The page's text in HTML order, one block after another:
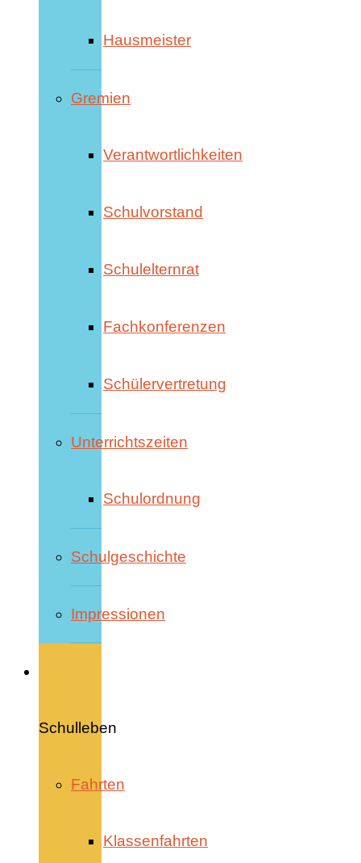
Hausmeister
Gremien
Verantwortlichkeiten
Schulvorstand
Schulelternrat
Fachkonferenzen
Schülervertretung
Unterrichtszeiten
Schulordnung
Schulgeschichte
Impressionen
Schulleben
Fahrten
Klassenfahrten